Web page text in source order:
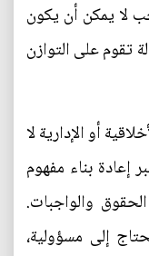
لا يمكن أن يكون
تقوم على التوازن
أو الإدارية لا
إعادة بناء مفهوم
والواجبات.
إلى مسؤولية،